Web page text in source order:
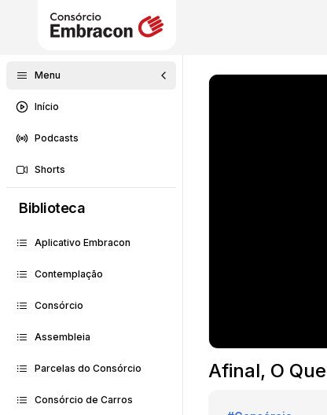
Menu
Início
Podcasts
Shorts
Biblioteca
Aplicativo Embracon
Contemplação
Consórcio
Assembleia
Parcelas do Consórcio
Consórcio de Carros
Afinal, O